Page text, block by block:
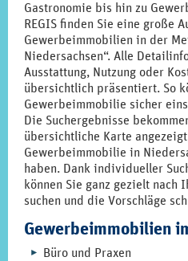
Gastronomie bis hin zu
REGIS finden Sie eine große
Gewerbeimmobilien in der
Niedersachsen“. Alle
Ausstattung, Nutzung oder
übersichtlich präsentiert. So
Gewerbeimmobilie sicher
Die Suchergebnisse
übersichtliche Karte
Gewerbeimmobilie in
haben. Dank individueller
können Sie ganz gezielt nach
suchen und die Vorschläge
Gewerbeimmobilien
Büro und Praxen